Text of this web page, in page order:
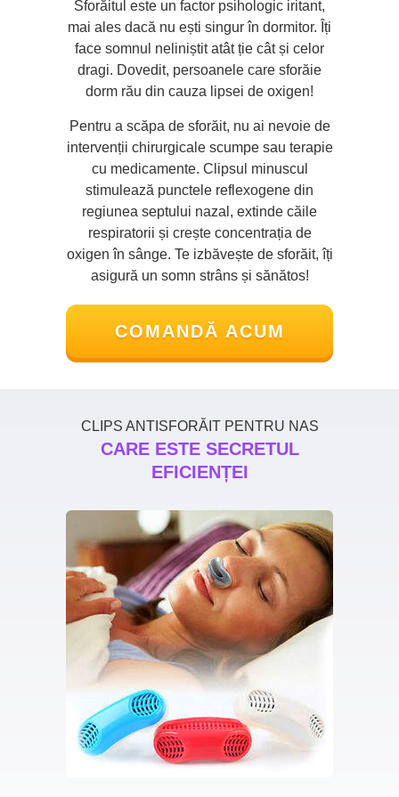
Sforăitul este un factor psihologic iritant,
mai ales dacă nu ești singur în dormitor. Îți
face somnul neliniștit atât ție cât și celor
dragi. Dovedit, persoanele care sforăie
dorm rău din cauza lipsei de oxigen!
Pentru a scăpa de sforăit, nu ai nevoie de
intervenții chirurgicale scumpe sau terapie
cu medicamente. Clipsul minuscul
stimulează punctele reflexogene din
regiunea septului nazal, extinde căile
respiratorii și crește concentrația de
oxigen în sânge. Te izbăvește de sforăit, îți
asigură un somn strâns și sănătos!
COMANDĂ ACUM
CLIPS ANTISFORĂIT PENTRU NAS
CARE ESTE SECRETUL
EFICIENȚEI